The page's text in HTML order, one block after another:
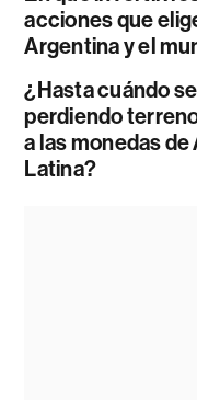
acciones que
Argentina y el
¿Hasta cuándo
perdiendo
a las monedas
Latina?